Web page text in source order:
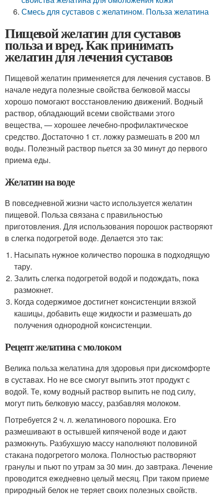
Смесь для суставов с желатином. Польза желатина
Пищевой желатин для суставов
польза и вред. Как принимать
желатин для лечения суставов
Пищевой желатин применяется для лечения суставов. В
начале недуга полезные свойства белковой массы
хорошо помогают восстановлению движений. Водный
раствор, обладающий всеми свойствами этого
вещества, — хорошее лечебно-профилактическое
средство. Достаточно 1 ст. ложку размешать в 200 мл
воды. Полезный раствор пьется за 30 минут до первого
приема еды.
Желатин на воде
В повседневной жизни часто используется желатин
пищевой. Польза связана с правильностью
приготовления. Для использования порошок растворяют
в слегка подогретой воде. Делается это так:
Насыпать нужное количество порошка в подходящую
тару.
Залить слегка подогретой водой и подождать, пока
размокнет.
Когда содержимое достигнет консистенции вязкой
кашицы, добавить еще жидкости и размешать до
получения однородной консистенции.
Рецепт желатина с молоком
Велика польза желатина для здоровья при дискомфорте
в суставах. Но не все смогут выпить этот продукт с
водой. Те, кому водный раствор выпить не под силу,
могут пить белковую массу, разбавляя молоком.
Потребуется 2 ч. л. желатинового порошка. Его
размешивают в остывшей кипяченой воде и дают
размокнуть. Разбухшую массу наполняют половиной
стакана подогретого молока. Полностью растворяют
гранулы и пьют по утрам за 30 мин. до завтрака. Лечение
проводится ежедневно целый месяц. При таком приеме
природный белок не теряет своих полезных свойств.